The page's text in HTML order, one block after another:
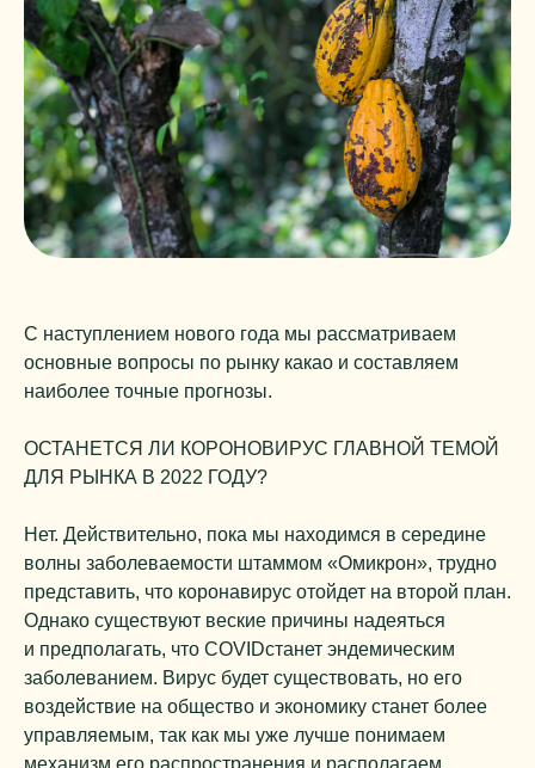
С наступлением нового года мы рассматриваем
основные вопросы по рынку какао и составляем
наиболее точные прогнозы.
ОСТАНЕТСЯ ЛИ КОРОНОВИРУС ГЛАВНОЙ ТЕМОЙ
ДЛЯ РЫНКА В 2022 ГОДУ?
Нет. Действительно, пока мы находимся в середине
волны заболеваемости штаммом «Омикрон», трудно
представить, что коронавирус отойдет на второй план.
Однако существуют веские причины надеяться
и предполагать, что COVIDстанет эндемическим
заболеванием. Вирус будет существовать, но его
воздействие на общество и экономику станет более
управляемым, так как мы уже лучше понимаем
механизм его распространения и располагаем